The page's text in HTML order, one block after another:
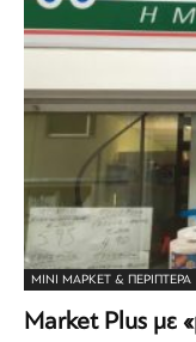
ΜΊΝΙ ΜΆΡΚΕΤ & ΠΕΡΊΠΤΕΡΑ
Market Plus με